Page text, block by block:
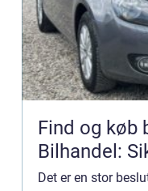
Find og køb
Bilhandel:
Det er en stor